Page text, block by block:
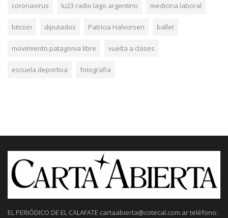
coronavirus lu23 radio lago argentino medicina laboral
bitcoin diputados Patricia Halvorsen ballet
movimiento patagonia libre vuelta a clases
escuela deportiva fotografia
EL PERIÓDICO DE EL CALAFATE cartaabierta@cotecal.com.arteléfono: